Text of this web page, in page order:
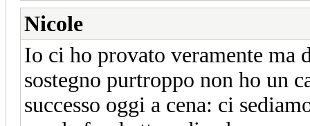
Nicole
Io ci ho provato veramente ma
sostegno purtroppo non ho un
successo oggi a cena: ci